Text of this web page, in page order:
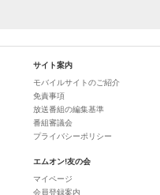
サイト案内
モバイルサイトのご紹介
免責事項
放送番組の編集基準
番組審議会
プライバシーポリシー
エムオン!友の会
マイページ
会員登録案内